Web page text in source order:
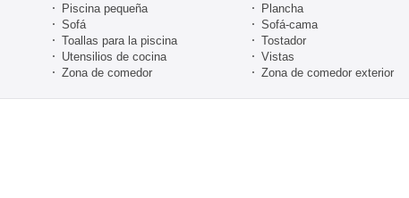
Piscina pequeña Plancha
Sofá Sofá-cama
Toallas para la piscina Tostador
Utensilios de cocina Vistas
Zona de comedor Zona de comedor exterior